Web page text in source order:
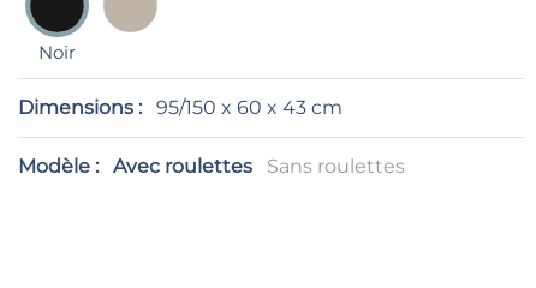
Noir
Dimensions : 95/150 x 60 x 43 cm
Modèle : Avec roulettes Sans roulettes